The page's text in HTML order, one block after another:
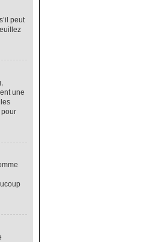
peut
une
pour